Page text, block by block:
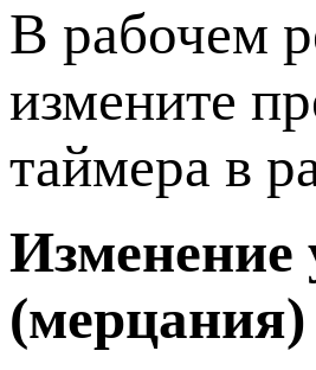
В рабочем
измените
таймера в
Изменение
(мерцания)